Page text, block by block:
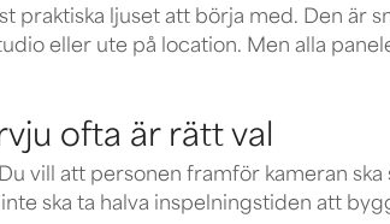
praktiska ljuset att börja med. Den är
eller ute på location. Men alla
ofta är rätt val
vill att personen framför kameran ska
ska ta halva inspelningstiden att